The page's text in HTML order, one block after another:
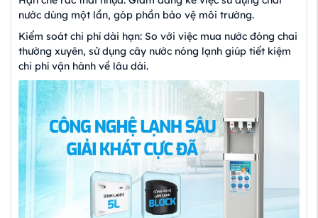
nước dùng một lần, góp phần bảo vệ môi trường.
Kiểm soát chi phí dài hạn: So với việc mua nước đóng chai
thường xuyên, sử dụng cây nước nóng lạnh giúp tiết kiệm
chi phí vận hành về lâu dài.